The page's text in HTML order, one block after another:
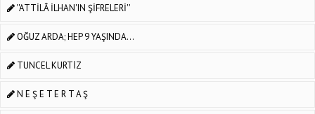
''ATTİLÂ İLHAN'IN ŞİFRELERİ''
OĞUZ ARDA; HEP 9 YAŞINDA...
TUNCEL KURTİZ
N E Ş E T E R T A Ş